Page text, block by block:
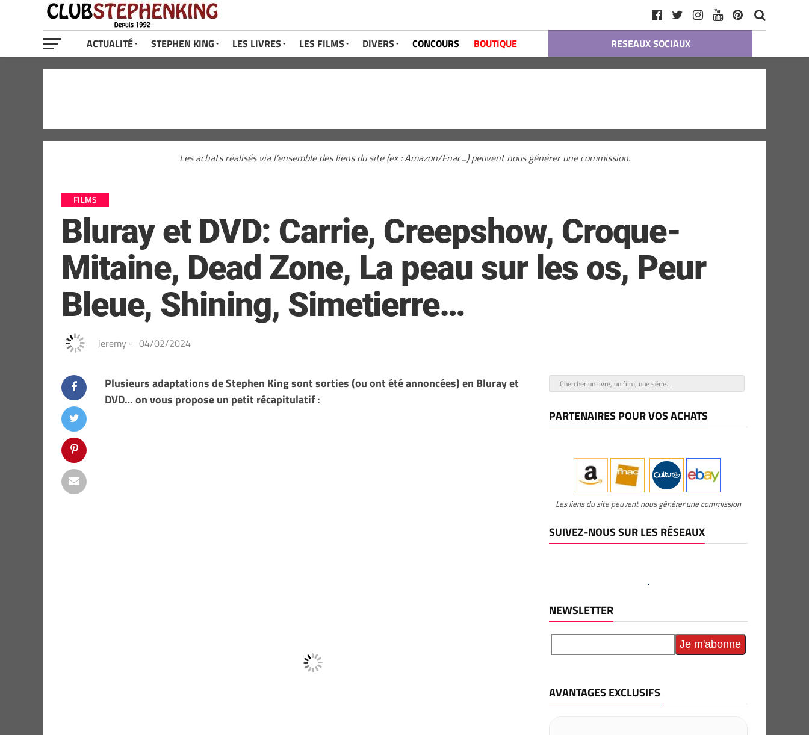
ACTUALITÉ STEPHEN KING LES LIVRES LES FILMS DIVERS CONCOURS BOUTIQUE RESEAUX SOCIAUX
Les achats réalisés via l'ensemble des liens du site (ex : Amazon/Fnac...) peuvent nous générer une commission.
FILMS
Bluray et DVD: Carrie, Creepshow, Croque-
Mitaine, Dead Zone, La peau sur les os, Peur
Bleue, Shining, Simetierre…
Jeremy - 04/02/2024
Plusieurs adaptations de Stephen King sont sorties (ou ont été annoncées) en Bluray et
DVD… on vous propose un petit récapitulatif :
PARTENAIRES POUR VOS ACHATS
Les liens du site peuvent nous générer une commission
SUIVEZ-NOUS SUR LES RÉSEAUX
NEWSLETTER
AVANTAGES EXCLUSIFS